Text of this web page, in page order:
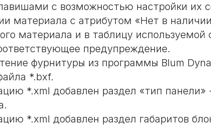
с возможностью настройки их
материала с атрибутом «Нет в
материала и в таблицу используемой
предупреждение.
фурнитуры из программы Blum
*.bxf.
*.xml добавлен раздел «тип
*.xml добавлен раздел габаритов